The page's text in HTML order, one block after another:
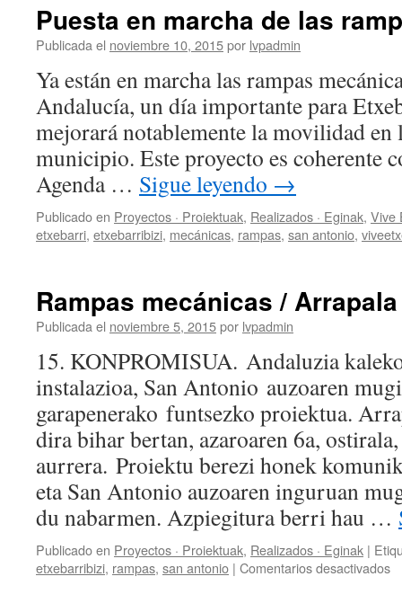
Puesta en marcha de las
Publicada el noviembre 10, 2015por lvpadmin
Ya están en marcha las rampas
Andalucía, un día importante para
mejorará notablemente la movilidad en
municipio. Este proyecto es coherente
Agenda … Sigue leyendo →
Publicado en Proyectos · Proiektuak, Realizados · Eginak, Vive
etxebarri, etxebarribizi, mecánicas, rampas, san antonio,
Rampas mecánicas /
Publicada el noviembre 5, 2015por lvpadmin
15. KONPROMISUA. Andaluzia
instalazioa, San Antonio auzoaren
garapenerako funtsezko proiektua.
dira bihar bertan, azaroaren 6a,
aurrera. Proiektu berezi honek
eta San Antonio auzoaren inguruan
du nabarmen. Azpiegitura berri hau …
Publicado en Proyectos · Proiektuak, Realizados · Eginak |
etxebarribizi, rampas, san antonio | Comentarios desactivados